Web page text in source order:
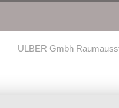
ULBER Gmbh